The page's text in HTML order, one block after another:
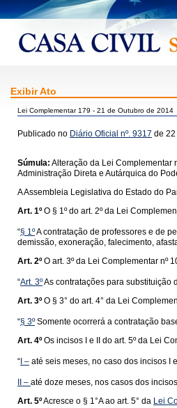
Exibir Ato
Lei Complementar 179 - 21 de Outubro de 2014
Publicado no Diário Oficial nº. 9317 de
Súmula: Alteração da Lei Complementar
Administração Direta e Autárquica do
A Assembleia Legislativa do Estado do
Art. 1º O § 1º do art. 2º da Lei
“§ 1ºA contratação de professores e de
demissão, exoneração, falecimento,
Art. 2º O art. 3º da Lei Complementar nº
“Art. 3ºAs contratações para substituição
Art. 3º O § 3° do art. 4° da Lei
“§ 3ºSomente ocorrerá a contratação
Art. 4º Os incisos I e II do art. 5º da Lei
“ I – até seis meses, no caso dos incisos I
II – até doze meses, nos casos dos
Art. 5ºAcresce o § 1°A ao art. 5° da Lei